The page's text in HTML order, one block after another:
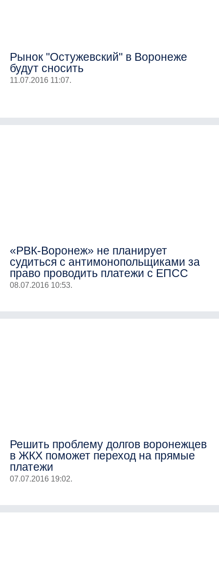
Рынок "Остужевский" в Воронеже
будут сносить
11.07.2016 11:07.
«РВК-Воронеж» не планирует
судиться с антимонопольщиками за
право проводить платежи с ЕПСС
08.07.2016 10:53.
Решить проблему долгов воронежцев
в ЖКХ поможет переход на прямые
платежи
07.07.2016 19:02.